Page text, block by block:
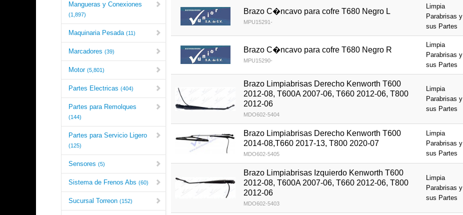
Mangueras y Conexiones
(1,897)
Maquinaria Pesada (11)
Marcadores (39)
Motor (5,801)
Partes Electricas (404)
Partes para Remolques
(144)
Partes para Servicio Ligero
(125)
Sensores (5)
Sistema de Frenos Abs (60)
Sucursal Torreon (152)
Brazo C�ncavo para cofre T680 Negro L
MPU15291-
Limpia
Parabrisas y
sus Partes
Brazo C�ncavo para cofre T680 Negro R
MPU15290-
Limpia
Parabrisas y
sus Partes
Brazo Limpiabrisas Derecho Kenworth T600
2012-08, T600A 2007-06, T660 2012-06, T800
2012-06
MDO602-5404
Limpia
Parabrisas y
sus Partes
Brazo Limpiabrisas Derecho Kenworth T600
2014-08,T660 2017-13, T800 2020-07
MDO602-5405
Limpia
Parabrisas y
sus Partes
Brazo Limpiabrisas Izquierdo Kenworth T600
2012-08, T600A 2007-06, T660 2012-06, T800
2012-06
MDO602-5403
Limpia
Parabrisas y
sus Partes